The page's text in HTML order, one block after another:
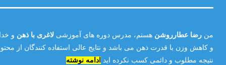
من رضا عطارروشن هستم، مدرس دوره های آموزشی لاغری با ذهن و
و کاهش وزن با قدرت ذهن می باشد و نتایج عالی استفاده کنندگان از
نتیجه مطلوب و دائمی کسب نکرده اید ادامه نوشته